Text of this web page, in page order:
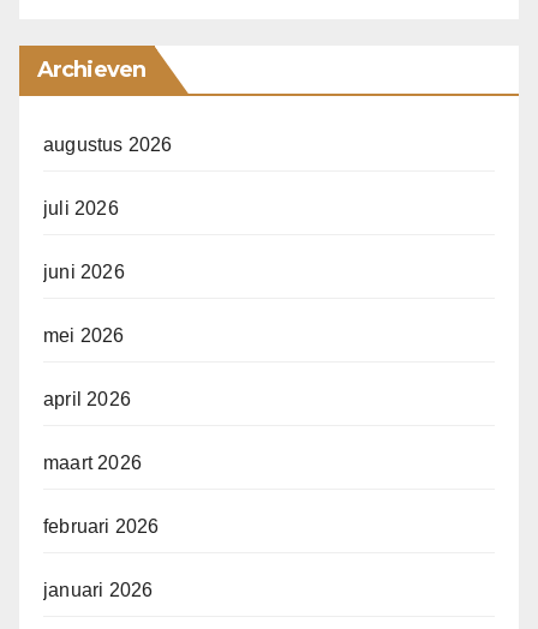
Archieven
augustus 2026
juli 2026
juni 2026
mei 2026
april 2026
maart 2026
februari 2026
januari 2026